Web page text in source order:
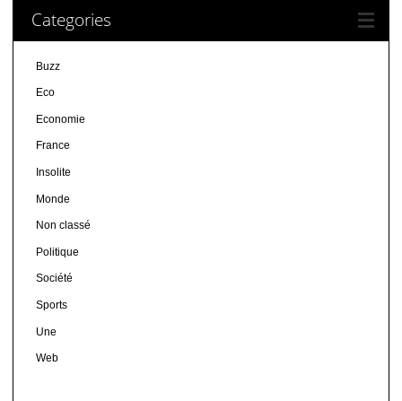
Categories
Buzz
Eco
Economie
France
Insolite
Monde
Non classé
Politique
Société
Sports
Une
Web